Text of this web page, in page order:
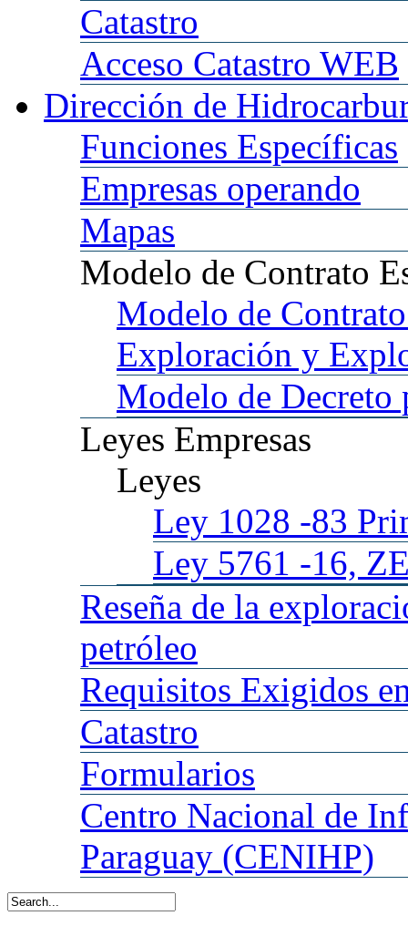
Catastro
Acceso Catastro WEB
Dirección de
Funciones Específicas
Empresas operando
Mapas
Modelo de Contrato
Modelo de
Exploración y
Modelo de Decreto
Leyes Empresas
Leyes
Ley 1028 -83
Ley 5761 -16,
Reseña de la
petróleo
Requisitos Exigidos
Catastro
Formularios
Centro Nacional de
Paraguay (CENIHP)